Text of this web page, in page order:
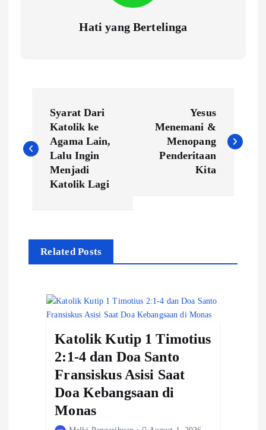
Hati yang Bertelinga
s
v
Syarat Dari
Katolik ke
Agama Lain,
Lalu Ingin
Menjadi
Katolik Lagi
Yesus
Menemani &
Menopang
Penderitaan
Kita
Related Posts
Katolik Kutip 1 Timotius
2:1-4 dan Doa Santo
Fransiskus Asisi Saat
Doa Kebangsaan di
Monas